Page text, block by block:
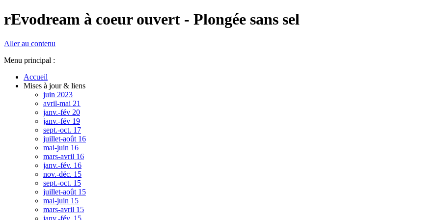
rEvodream à coeur ouvert - Plongée sans sel
Aller au contenu
Menu principal :
Accueil
Mises à jour & liens
juin 2023
avril-mai 21
janv.-fév 20
janv.-fév 19
sept.-oct. 17
juillet-août 16
mai-juin 16
mars-avril 16
janv.-fév. 16
nov.-déc. 15
sept.-oct. 15
juillet-août 15
mai-juin 15
mars-avril 15
janv.-fév. 15